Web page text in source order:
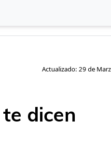
Actualizado: 29 de
dicen